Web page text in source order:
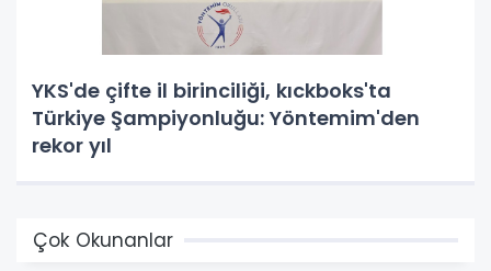
YKS'de çifte il birinciliği, kıckboks'ta
Türkiye Şampiyonluğu: Yöntemim'den
rekor yıl
Çok Okunanlar